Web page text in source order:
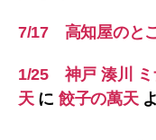
7/17 高知屋のと
1/25 神戸 湊川
天に 餃子の萬天